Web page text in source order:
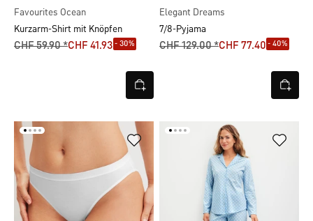
Favourites Ocean
Kurzarm-Shirt mit Knöpfen
CHF 59.90 *CHF 41.93 - 30%
Elegant Dreams
7/8-Pyjama
CHF 129.00 *CHF 77.40 - 40%